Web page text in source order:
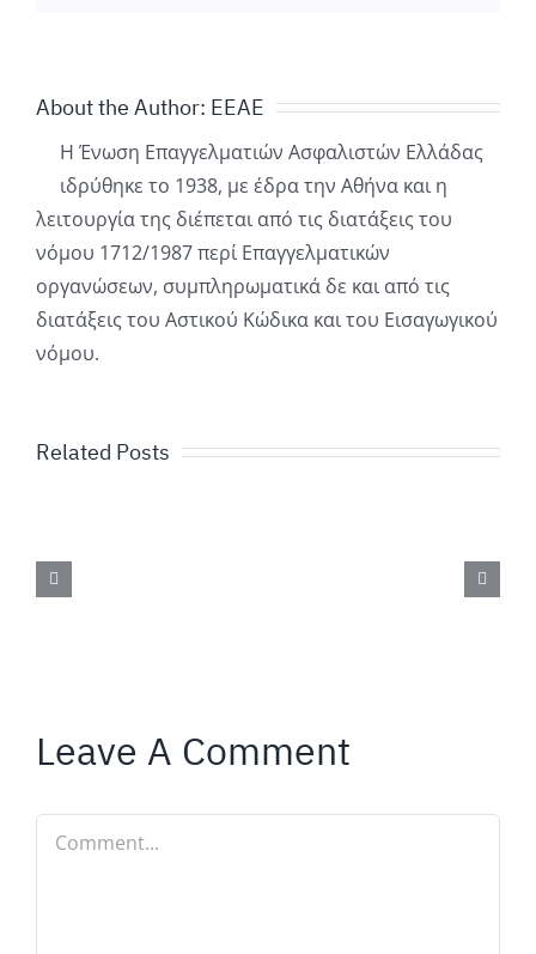
About the Author: ΕΕΑΕ
Η Ένωση Επαγγελματιών Ασφαλιστών Ελλάδας
ιδρύθηκε το 1938, με έδρα την Αθήνα και η
λειτουργία της διέπεται από τις διατάξεις του
νόμου 1712/1987 περί Επαγγελματικών
οργανώσεων, συμπληρωματικά δε και από τις
διατάξεις του Αστικού Κώδικα και του Εισαγωγικού
νόμου.
Related Posts
Leave A Comment
Comment